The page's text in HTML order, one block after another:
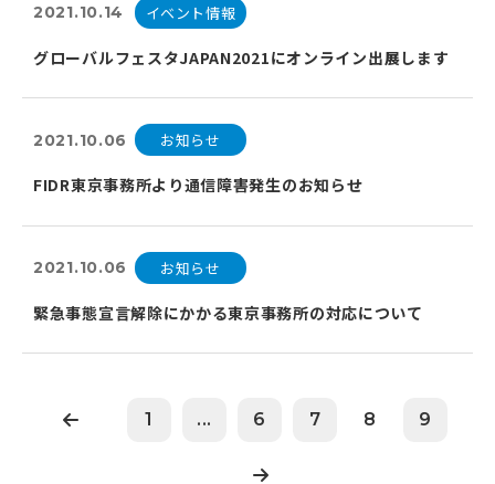
2021.10.14 イベント情報
グローバルフェスタJAPAN2021にオンライン出展します
2021.10.06 お知らせ
FIDR東京事務所より通信障害発生のお知らせ
2021.10.06 お知らせ
緊急事態宣言解除にかかる東京事務所の対応について
1 ... 6 7 8 9